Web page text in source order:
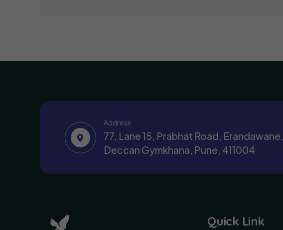
Address
77, Lane 15, Prabhat Road, Erandawane,
Deccan Gymkhana, Pune, 411004
Quick Link